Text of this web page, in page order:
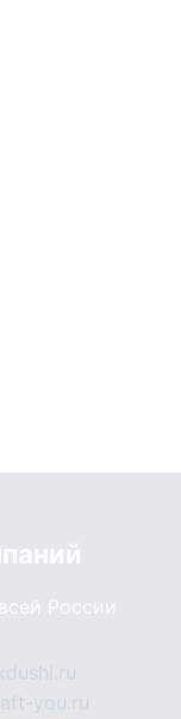
России
you.ru